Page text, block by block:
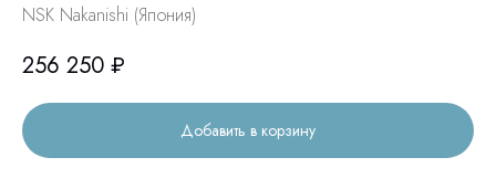
NSK Nakanishi (Япония)
256 250 ₽
Добавить в корзину